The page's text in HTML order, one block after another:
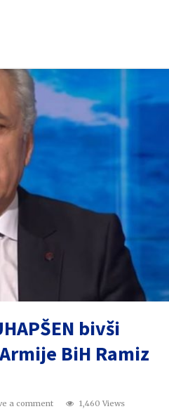
bivši
BiH Ramiz
a comment 1,460 Views